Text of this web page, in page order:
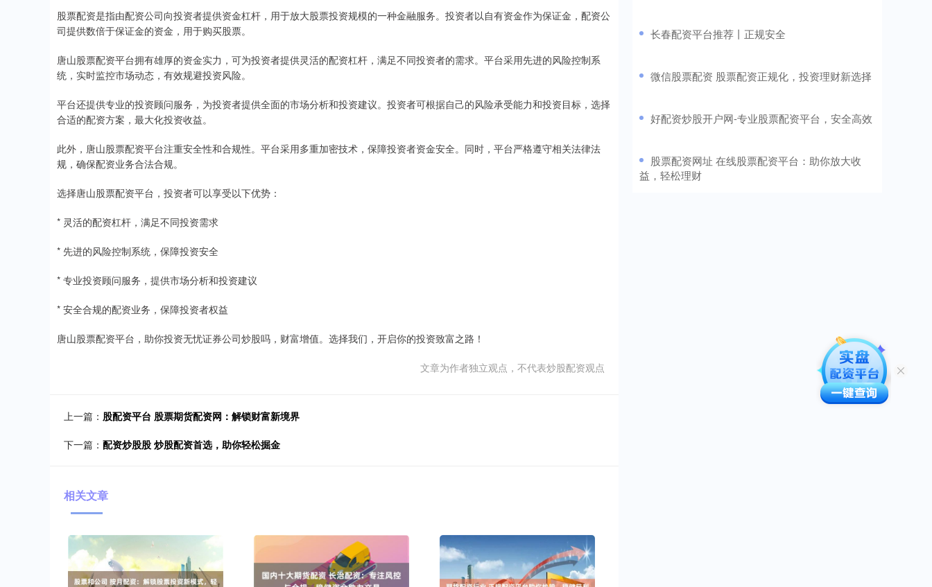
股票配资是指由配资公司向投资者提供资金杠杆，用于放大股票投资规模的一种金融服务。投资者以自有资金作为保证金，配资公
司提供数倍于保证金的资金，用于购买股票。
唐山股票配资平台拥有雄厚的资金实力，可为投资者提供灵活的配资杠杆，满足不同投资者的需求。平台采用先进的风险控制系
统，实时监控市场动态，有效规避投资风险。
平台还提供专业的投资顾问服务，为投资者提供全面的市场分析和投资建议。投资者可根据自己的风险承受能力和投资目标，选择
合适的配资方案，最大化投资收益。
此外，唐山股票配资平台注重安全性和合规性。平台采用多重加密技术，保障投资者资金安全。同时，平台严格遵守相关法律法
规，确保配资业务合法合规。
选择唐山股票配资平台，投资者可以享受以下优势：
* 灵活的配资杠杆，满足不同投资需求
* 先进的风险控制系统，保障投资安全
* 专业投资顾问服务，提供市场分析和投资建议
* 安全合规的配资业务，保障投资者权益
唐山股票配资平台，助你投资无忧证券公司炒股吗，财富增值。选择我们，开启你的投资致富之路！
文章为作者独立观点，不代表炒股配资观点
上一篇： 股配资平台 股票期货配资网：解锁财富新境界
下一篇： 配资炒股股 炒股配资首选，助你轻松掘金
相关文章
​长春配资平台推荐丨正规安全
​微信股票配资 股票配资正规化，投资理财新选择
​好配资炒股开户网-专业股票配资平台，安全高效
​股票配资网址 在线股票配资平台：助你放大收
益，轻松理财